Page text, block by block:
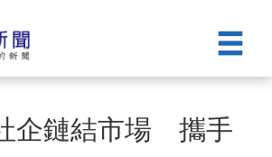
企鏈結市場 攜手